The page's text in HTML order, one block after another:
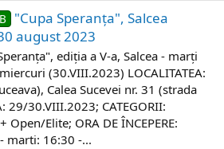
"Cupa Speranța", Salcea
august 2023
ediția a V-a, Salcea - marți​
(30.VIII.2023) LOCALITATEA:
Calea Sucevei nr. 31 (strada
29/30.VIII.2023; CATEGORII:
Elite; ORA DE ÎNCEPERE:
marti: 16:30 -...